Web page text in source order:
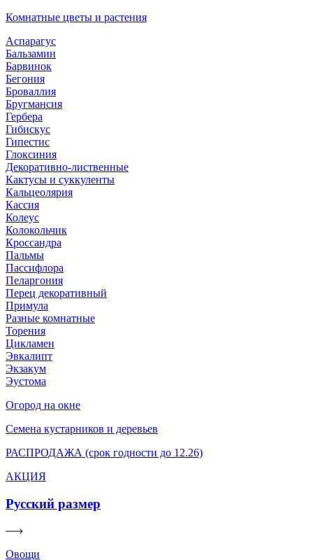
Комнатные цветы и растения
Аспарагус
Бальзамин
Барвинок
Бегония
Броваллия
Бругмансия
Гербера
Гибискус
Гипестис
Глоксиния
Декоративно-лиственные
Кактусы и суккуленты
Кальцеолярия
Кассия
Колеус
Колокольчик
Кроссандра
Пальмы
Пассифлора
Пеларгония
Перец декоративный
Примула
Разные комнатные
Торения
Цикламен
Эвкалипт
Экзакум
Эустома
Огород на окне
Семена кустарников и деревьев
РАСПРОДАЖА (срок годности до 12.26)
АКЦИЯ
Русский размер
Овощи